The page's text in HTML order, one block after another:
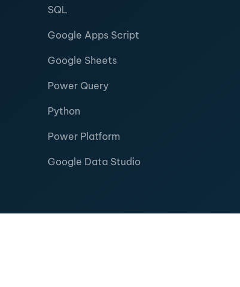
SQL
Google Apps Script
Google Sheets
Power Query
Python
Power Platform
Google Data Studio